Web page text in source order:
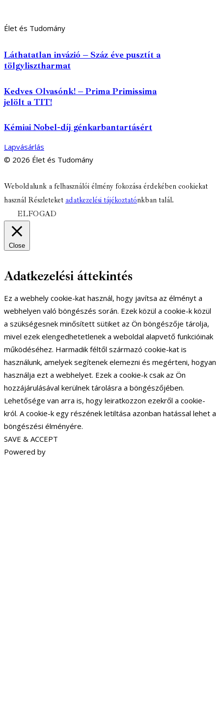
Élet és Tudomány
Láthatatlan invázió – Száz éve pusztít a
tölgylisztharmat
Kedves Olvasónk! – Prima Primissima
jelölt a TIT!
Kémiai Nobel-díj génkarbantartásért
Lapvásárlás
© 2026 Élet és Tudomány
facebook-
1
youtube-
1
email
Weboldalunk a felhasználói élmény fokozása érdekében cookiekat
használ Részleteket adatkezelési tájékoztatónkban talál.
ELFOGAD
Close
Adatkezelési áttekintés
Ez a webhely cookie-kat használ, hogy javítsa az élményt a
webhelyen való böngészés során. Ezek közül a cookie-k közül
a szükségesnek minősített sütiket az Ön böngészője tárolja,
mivel ezek elengedhetetlenek a weboldal alapvető funkcióinak
működéséhez. Harmadik féltől származó cookie-kat is
használunk, amelyek segítenek elemezni és megérteni, hogyan
használja ezt a webhelyet. Ezek a cookie-k csak az Ön
hozzájárulásával kerülnek tárolásra a böngészőjében.
Lehetősége van arra is, hogy leiratkozzon ezekről a cookie-
król. A cookie-k egy részének letiltása azonban hatással lehet a
böngészési élményére.
SAVE & ACCEPT
Powered by